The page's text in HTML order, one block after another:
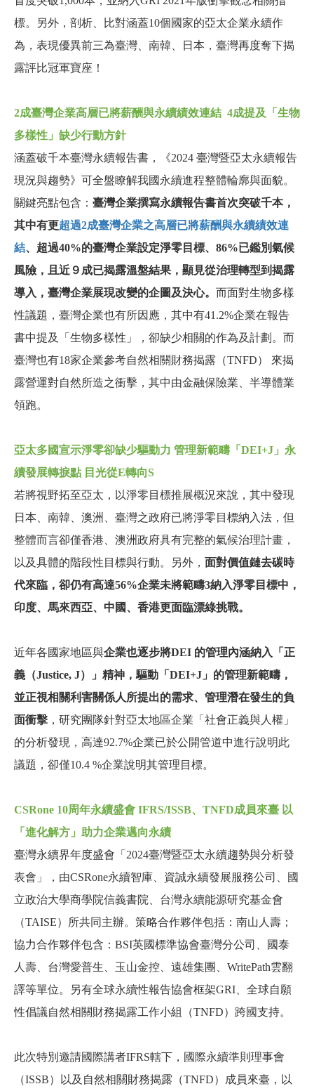
標。另外，剖析、比對涵蓋10個國家的亞太企業永續作
為，表現優異前三為臺灣、南韓、日本，臺灣再度奪下揭
露評比冠軍寶座！
2成臺灣企業高層已將薪酬與永續績效連結 4成提及「生物
多樣性」缺少行動方針
涵蓋破千本臺灣永續報告書，《2024 臺灣暨亞太永續報告
現況與趨勢》可全盤瞭解我國永續進程整體輪廓與面貌。
關鍵亮點包含： 臺灣企業撰寫永續報告書首次突破千本，
其中有更超過2成臺灣企業之高層已將薪酬與永續績效連
結、超過40%的臺灣企業設定淨零目標、86%已鑑別氣候
風險，且近９成已揭露溫盤結果，顯見從治理轉型到揭露
導入，臺灣企業展現改變的企圖及決心。 而面對生物多樣
性議題，臺灣企業也有所因應，其中有41.2%企業在報告
書中提及「生物多樣性」，卻缺少相關的作為及計劃。而
臺灣也有18家企業參考自然相關財務揭露（TNFD） 來揭
露營運對自然所造之衝擊，其中由金融保險業、半導體業
領跑。
亞太多國宣示淨零卻缺少驅動力 管理新範疇「DEI+J」永
續發展轉捩點 目光從E轉向S
若將視野拓至亞太，以淨零目標推展概況來說，其中發現
日本、南韓、澳洲、臺灣之政府已將淨零目標納入法，但
整體而言卻僅香港、澳洲政府具有完整的氣候治理計畫，
以及具體的階段性目標與行動。另外， 面對價值鏈去碳時
代來臨，卻仍有高達56%企業未將範疇3納入淨零目標中，
印度、馬來西亞、中國、香港更面臨漂綠挑戰。
近年各國家地區與企業也逐步將DEI 的管理內涵納入「正
義（Justice, J）」精神，驅動「DEI+J」的管理新範疇，
並正視相關利害關係人所提出的需求、管理潛在發生的負
面衝擊 ，研究團隊針對亞太地區企業「社會正義與人權」
的分析發現，高達92.7%企業已於公開管道中進行說明此
議題，卻僅10.4 %企業說明其管理目標。
CSRone 10周年永續盛會 IFRS/ISSB、TNFD成員來臺 以
「進化解方」助力企業邁向永續
臺灣永續界年度盛會「2024臺灣暨亞太永續趨勢與分析發
表會」，由CSRone永續智庫、資誠永續發展服務公司、國
立政治大學商學院信義書院、台灣永續能源研究基金會
（TAISE）所共同主辦。策略合作夥伴包括：南山人壽；
協力合作夥伴包含：BSI英國標準協會臺灣分公司、國泰
人壽、台灣愛普生、玉山金控、遠雄集團、WritePath雲翻
譯等單位。另有全球永續性報告協會框架GRI、全球自願
性倡議自然相關財務揭露工作小組（TNFD）跨國支持。
此次特別邀請國際講者IFRS轄下，國際永續準則理事會
（ISSB）以及自然相關財務揭露（TNFD）成員來臺，以